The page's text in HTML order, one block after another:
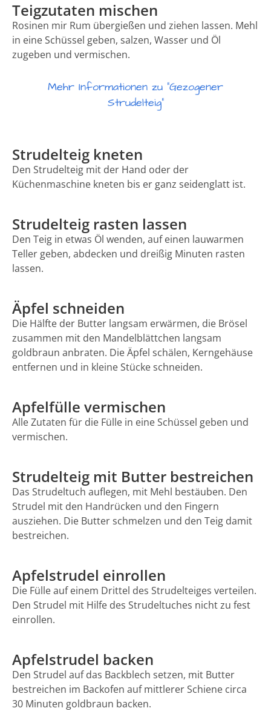
Teigzutaten mischen
Rosinen mir Rum übergießen und ziehen lassen. Mehl
in eine Schüssel geben, salzen, Wasser und Öl
zugeben und vermischen.
Mehr Informationen zu "Gezogener
Strudelteig"
Strudelteig kneten
Den Strudelteig mit der Hand oder der
Küchenmaschine kneten bis er ganz seidenglatt ist.
Strudelteig rasten lassen
Den Teig in etwas Öl wenden, auf einen lauwarmen
Teller geben, abdecken und dreißig Minuten rasten
lassen.
Äpfel schneiden
Die Hälfte der Butter langsam erwärmen, die Brösel
zusammen mit den Mandelblättchen langsam
goldbraun anbraten. Die Äpfel schälen, Kerngehäuse
entfernen und in kleine Stücke schneiden.
Apfelfülle vermischen
Alle Zutaten für die Fülle in eine Schüssel geben und
vermischen.
Strudelteig mit Butter bestreichen
Das Strudeltuch auflegen, mit Mehl bestäuben. Den
Strudel mit den Handrücken und den Fingern
ausziehen. Die Butter schmelzen und den Teig damit
bestreichen.
Apfelstrudel einrollen
Die Fülle auf einem Drittel des Strudelteiges verteilen.
Den Strudel mit Hilfe des Strudeltuches nicht zu fest
einrollen.
Apfelstrudel backen
Den Strudel auf das Backblech setzen, mit Butter
bestreichen im Backofen auf mittlerer Schiene circa
30 Minuten goldbraun backen.